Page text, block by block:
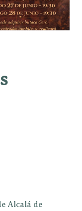
Alcalá de